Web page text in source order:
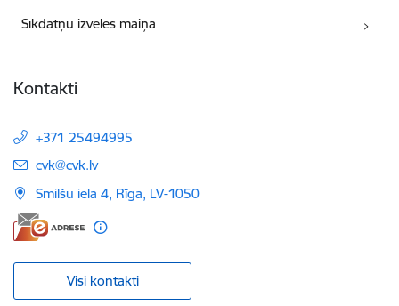
Sīkdatņu izvēles maiņa
Kontakti
+371 25494995
E-pasts:
cvk@cvk.lv
Smilšu iela 4, Rīga, LV-1050
Visi kontakti